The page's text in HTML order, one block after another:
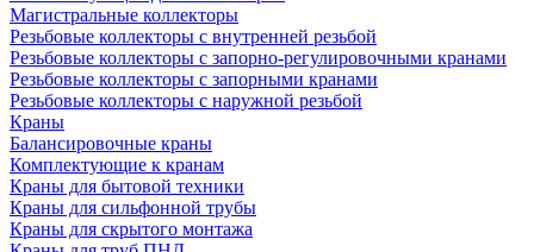
Магистральные коллекторы
Резьбовые коллекторы с внутренней резьбой
Резьбовые коллекторы с запорно-регулировочными кранами
Резьбовые коллекторы с запорными кранами
Резьбовые коллекторы с наружной резьбой
Краны
Балансировочные краны
Комплектующие к кранам
Краны для бытовой техники
Краны для сильфонной трубы
Краны для скрытого монтажа